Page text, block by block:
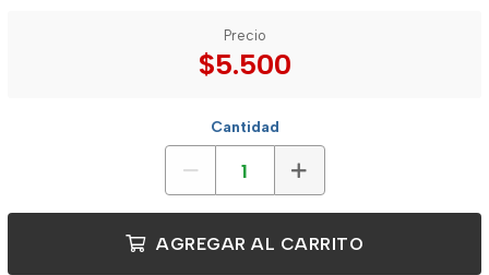
Precio
$5.500
Cantidad
AGREGAR AL CARRITO